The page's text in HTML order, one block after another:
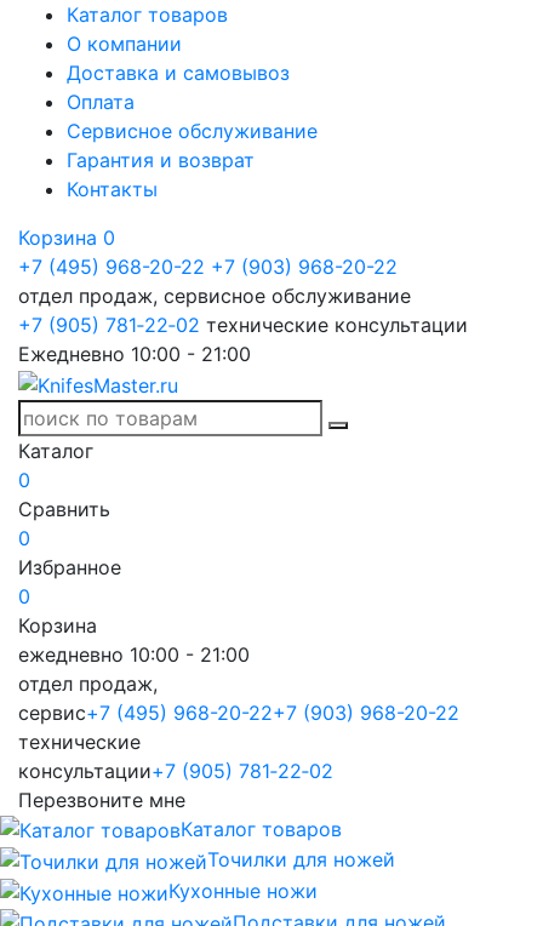
Каталог товаров
О компании
Доставка и самовывоз
Оплата
Сервисное обслуживание
Гарантия и возврат
Контакты
Корзина 0
+7 (495) 968-20-22 +7 (903) 968-20-22
отдел продаж, сервисное обслуживание
+7 (905) 781‑22‑02 технические консультации
Ежедневно 10:00 - 21:00
Каталог
0
Сравнить
0
Избранное
0
Корзина
ежедневно 10:00 - 21:00
отдел продаж,
сервис+7 (495) 968-20-22+7 (903) 968-20-22
технические
консультации+7 (905) 781‑22‑02
Перезвоните мне
Каталог товаров
Точилки для ножей
Кухонные ножи